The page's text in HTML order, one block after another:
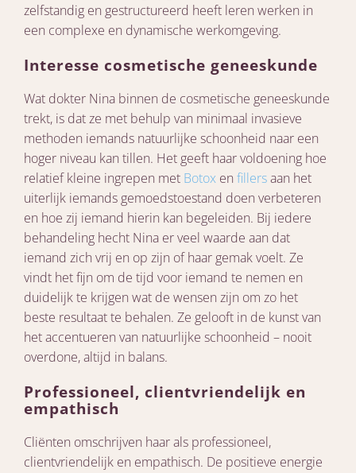
zelfstandig en gestructureerd heeft leren werken in
een complexe en dynamische werkomgeving.
Interesse cosmetische geneeskunde
Wat dokter Nina binnen de cosmetische geneeskunde
trekt, is dat ze met behulp van minimaal invasieve
methoden iemands natuurlijke schoonheid naar een
hoger niveau kan tillen. Het geeft haar voldoening hoe
relatief kleine ingrepen met Botox en fillersaan het
uiterlijk iemands gemoedstoestand doen verbeteren
en hoe zij iemand hierin kan begeleiden. Bij iedere
behandeling hecht Nina er veel waarde aan dat
iemand zich vrij en op zijn of haar gemak voelt. Ze
vindt het fijn om de tijd voor iemand te nemen en
duidelijk te krijgen wat de wensen zijn om zo het
beste resultaat te behalen. Ze gelooft in de kunst van
het accentueren van natuurlijke schoonheid – nooit
overdone, altijd in balans.
Professioneel, clientvriendelijk en
empathisch
Cliënten omschrijven haar als professioneel,
clientvriendelijk en empathisch. De positieve energie